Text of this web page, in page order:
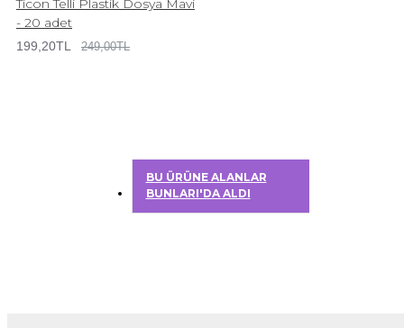
Ticon Telli Plastik Dosya Mavi
- 20 adet
199,20TL 249,00TL
BU ÜRÜNE ALANLAR
BUNLARI'DA ALDI